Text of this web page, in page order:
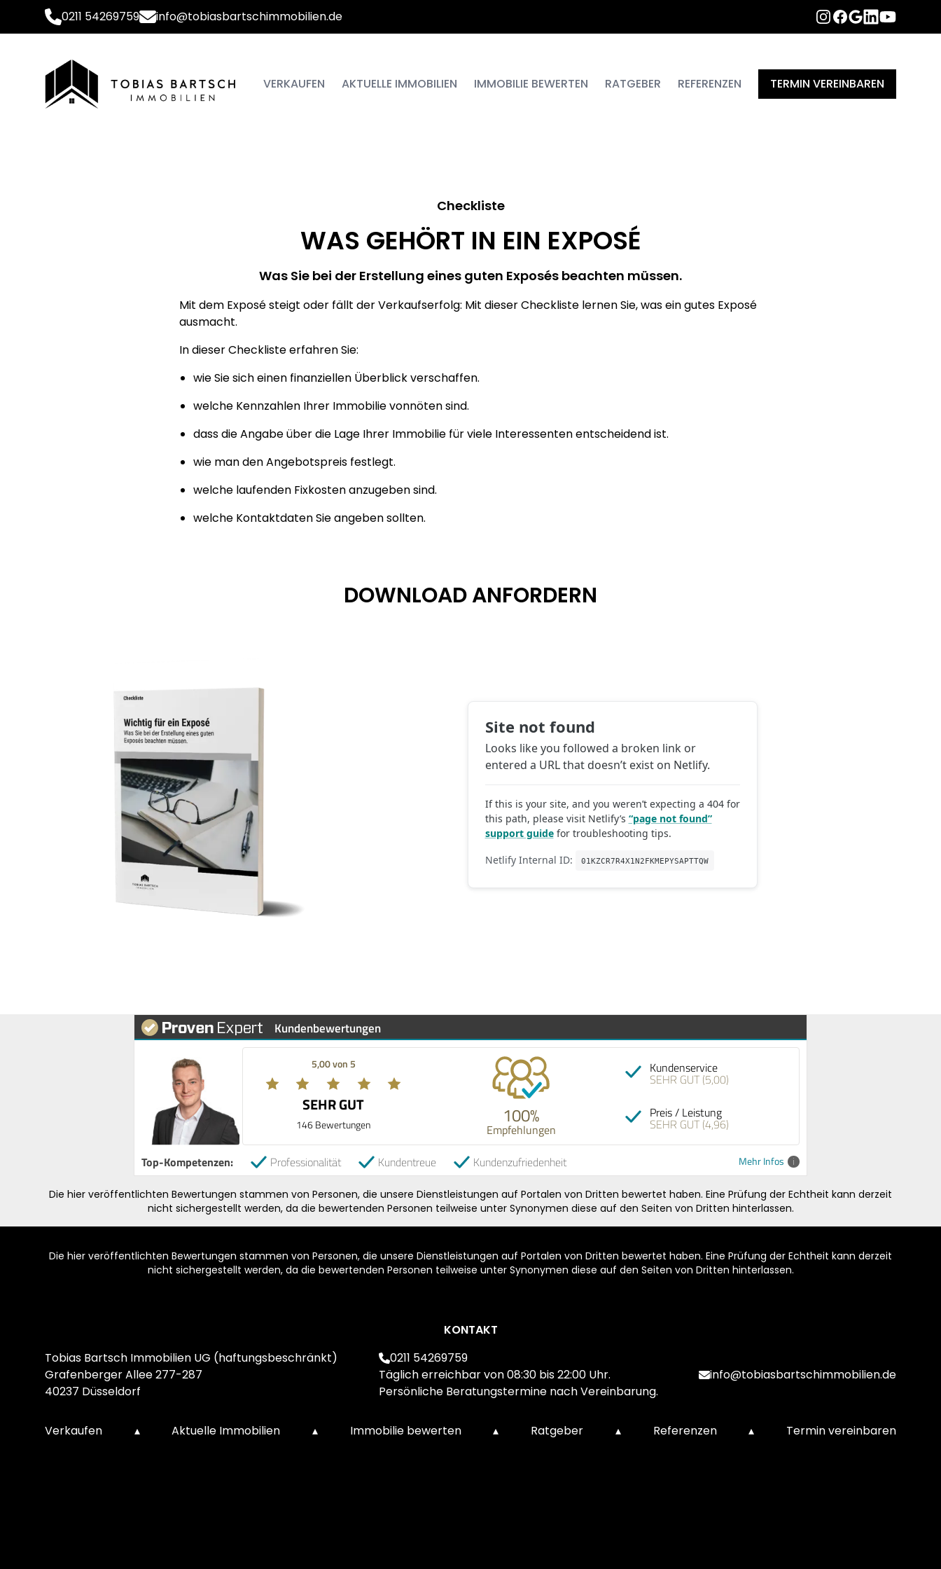
0211 54269759 info@tobiasbartschimmobilien.de INSTAGRAM
FACEBOOK
GOOGLE
LINKEDIN
YOUTUBE
VERKAUFEN AKTUELLE IMMOBILIEN IMMOBILIE BEWERTEN RATGEBER REFERENZEN TERMIN VEREINBAREN
Checkliste
WAS GEHÖRT IN EIN EXPOSÉ
Was Sie bei der Erstellung eines guten Exposés beachten müssen.
Mit dem Exposé steigt oder fällt der Verkaufserfolg: Mit dieser Checkliste lernen Sie, was ein gutes Exposé
ausmacht.
In dieser Checkliste erfahren Sie:
wie Sie sich einen finanziellen Überblick verschaffen.
welche Kennzahlen Ihrer Immobilie vonnöten sind.
dass die Angabe über die Lage Ihrer Immobilie für viele Interessenten entscheidend ist.
wie man den Angebotspreis festlegt.
welche laufenden Fixkosten anzugeben sind.
welche Kontaktdaten Sie angeben sollten.
DOWNLOAD ANFORDERN
Kundenbewertungen
5,00 von 5
SEHR GUT
146 Bewertungen 100%
Empfehlungen
Kundenservice
SEHR GUT (5,00)
Preis / Leistung
SEHR GUT (4,96)
Mehr Infos
Top-Kompetenzen: Professionalität Kundentreue Kundenzufriedenheit
Die hier veröffentlichten Bewertungen stammen von Personen, die unsere Dienstleistungen auf Portalen von Dritten bewertet haben. Eine Prüfung der Echtheit kann derzeit
nicht sichergestellt werden, da die bewertenden Personen teilweise unter Synonymen diese auf den Seiten von Dritten hinterlassen.
Die hier veröffentlichten Bewertungen stammen von Personen, die unsere Dienstleistungen auf Portalen von Dritten bewertet haben. Eine Prüfung der Echtheit kann derzeit
nicht sichergestellt werden, da die bewertenden Personen teilweise unter Synonymen diese auf den Seiten von Dritten hinterlassen.
KONTAKT
Tobias Bartsch Immobilien UG (haftungsbeschränkt)
Grafenberger Allee 277-287
40237 Düsseldorf
0211 54269759
Täglich erreichbar von 08:30 bis 22:00 Uhr.
Persönliche Beratungstermine nach Vereinbarung.
info@tobiasbartschimmobilien.de
Verkaufen ▴ Aktuelle Immobilien ▴ Immobilie bewerten ▴ Ratgeber ▴ Referenzen ▴ Termin vereinbaren